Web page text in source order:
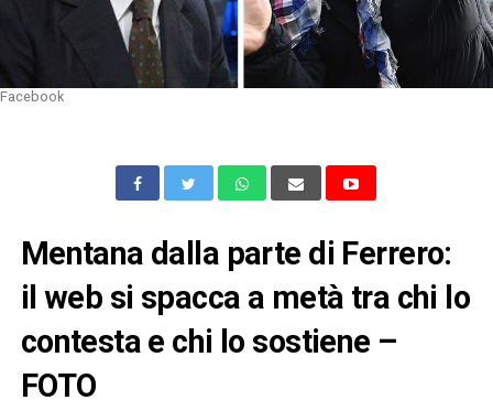
Facebook
Mentana dalla parte di Ferrero:
il web si spacca a metà tra chi lo
contesta e chi lo sostiene –
FOTO